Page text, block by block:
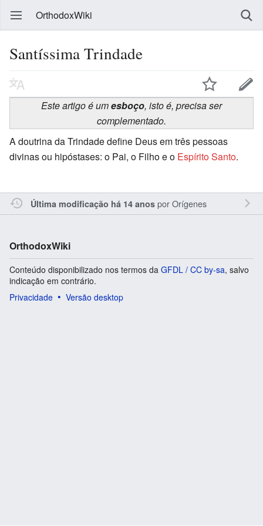
OrthodoxWiki
Santíssima Trindade
Este artigo é umesboço, isto é, precisa ser
complementado.
A doutrina da Trindade define Deus em três pessoas
divinas ou hipóstases: o Pai, o Filho e o Espírito Santo.
Última modificação há 14 anosporOrígenes
OrthodoxWiki
Conteúdo disponibilizado nos termos da GFDL / CC by-sa, salvo
indicação em contrário.
Privacidade
Versão desktop